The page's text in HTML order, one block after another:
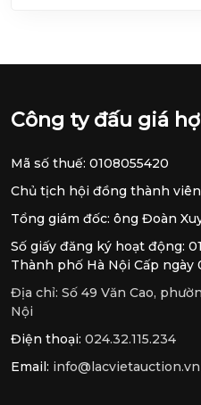
Công ty đấu giá
Mã số thuế: 0108055420
Chủ tịch hội đồng thành
Tổng giám đốc: ông Đoàn
Số giấy đăng ký hoạt động:
Thành phố Hà Nội Cấp ngày
Địa chỉ: Số 49 Văn Cao,
Nội
Điện thoại: 024.32.115.234
Email: info@lacvietauction.vn